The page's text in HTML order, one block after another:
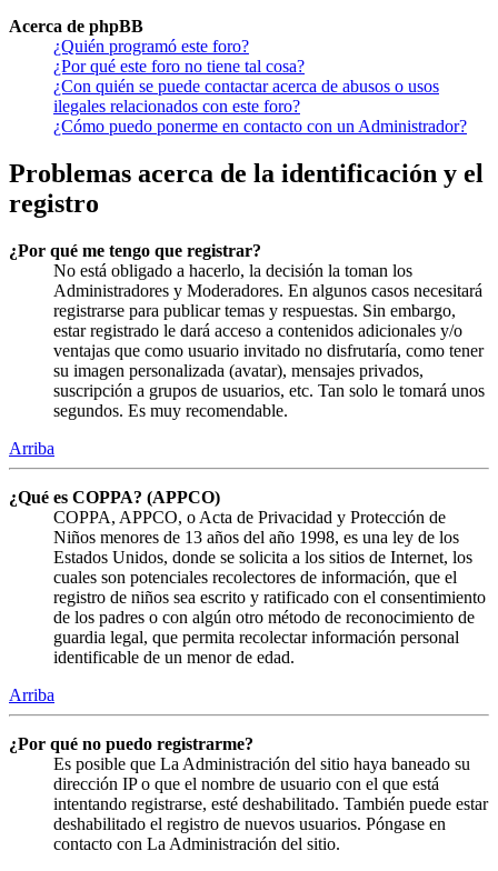
Acerca de phpBB
¿Quién programó este foro?
¿Por qué este foro no tiene tal cosa?
¿Con quién se puede contactar acerca de abusos o usos
ilegales relacionados con este foro?
¿Cómo puedo ponerme en contacto con un Administrador?
Problemas acerca de la identificación y el
registro
¿Por qué me tengo que registrar?
No está obligado a hacerlo, la decisión la toman los
Administradores y Moderadores. En algunos casos necesitará
registrarse para publicar temas y respuestas. Sin embargo,
estar registrado le dará acceso a contenidos adicionales y/o
ventajas que como usuario invitado no disfrutaría, como tener
su imagen personalizada (avatar), mensajes privados,
suscripción a grupos de usuarios, etc. Tan solo le tomará unos
segundos. Es muy recomendable.
Arriba
¿Qué es COPPA? (APPCO)
COPPA, APPCO, o Acta de Privacidad y Protección de
Niños menores de 13 años del año 1998, es una ley de los
Estados Unidos, donde se solicita a los sitios de Internet, los
cuales son potenciales recolectores de información, que el
registro de niños sea escrito y ratificado con el consentimiento
de los padres o con algún otro método de reconocimiento de
guardia legal, que permita recolectar información personal
identificable de un menor de edad.
Arriba
¿Por qué no puedo registrarme?
Es posible que La Administración del sitio haya baneado su
dirección IP o que el nombre de usuario con el que está
intentando registrarse, esté deshabilitado. También puede estar
deshabilitado el registro de nuevos usuarios. Póngase en
contacto con La Administración del sitio.